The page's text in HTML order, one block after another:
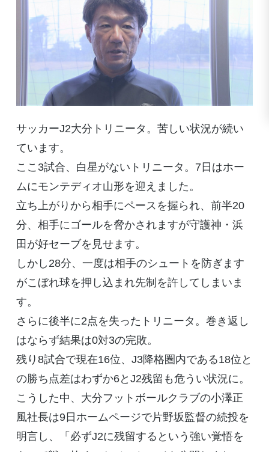
サッカーJ2大分トリニータ。苦しい状況が続い
ています。
ここ3試合、白星がないトリニータ。7日はホー
ムにモンテディオ山形を迎えました。
立ち上がりから相手にペースを握られ、前半20
分、相手にゴールを脅かされますが守護神・浜
田が好セーブを見せます。
しかし28分、一度は相手のシュートを防ぎます
がこぼれ球を押し込まれ先制を許してしまいま
す。
さらに後半に2点を失ったトリニータ。巻き返し
はならず結果は0対3の完敗。
残り8試合で現在16位、J3降格圏内である18位と
の勝ち点差はわずか6とJ2残留も危うい状況に。
こうした中、大分フットボールクラブの小澤正
風社長は9日ホームページで片野坂監督の続投を
明言し、「必ずJ2に残留するという強い覚悟を